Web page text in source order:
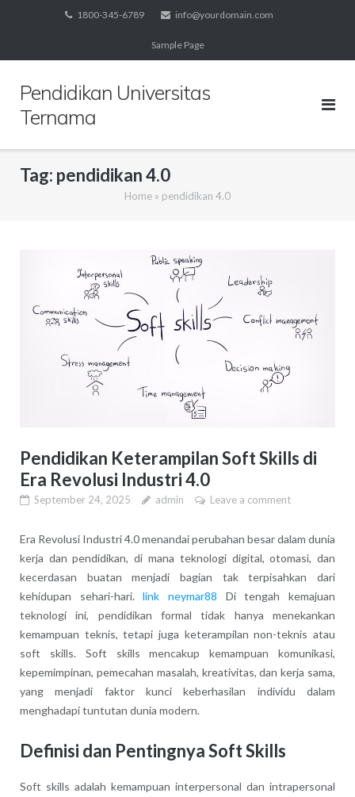
1800-345-6789 info@yourdomain.com
Sample Page
Pendidikan Universitas
Ternama
Tag: pendidikan 4.0
Home » pendidikan 4.0
Pendidikan Keterampilan Soft Skills di
Era Revolusi Industri 4.0
September 24, 2025 admin Leave a comment
Era Revolusi Industri 4.0 menandai perubahan besar dalam dunia
kerja dan pendidikan, di mana teknologi digital, otomasi, dan
kecerdasan buatan menjadi bagian tak terpisahkan dari
kehidupan sehari-hari.link neymar88 Di tengah kemajuan
teknologi ini, pendidikan formal tidak hanya menekankan
kemampuan teknis, tetapi juga keterampilan non-teknis atau
soft skills. Soft skills mencakup kemampuan komunikasi,
kepemimpinan, pemecahan masalah, kreativitas, dan kerja sama,
yang menjadi faktor kunci keberhasilan individu dalam
menghadapi tuntutan dunia modern.
Definisi dan Pentingnya Soft Skills
Soft skills adalah kemampuan interpersonal dan intrapersonal